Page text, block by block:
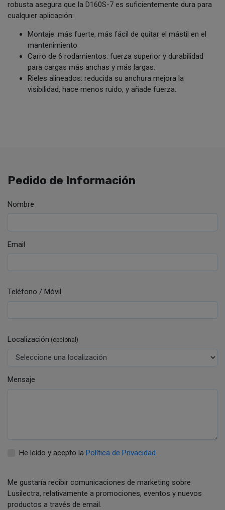
robusta asegura que la D160S-7 es suficientemente dura para
cualquier aplicación:
Montaje: más fuerte, más fácil de quitar el mástil en el
mantenimiento
Carro de 6 rodamientos: fuerza superior y durabilidad
para cargas más anchas y más largas.
Rieles alineados: reducida su anchura mejora la
visibilidad, hace menos ruido, y añade fuerza.
Pedido de Información
Nombre
Email
Teléfono / Móvil
Localización (opcional)
Mensaje
He leído y acepto la Política de Privacidad.
Me gustaría recibir comunicaciones de marketing sobre
Lusilectra, relativamente a promociones, eventos y nuevos
productos a través de email.